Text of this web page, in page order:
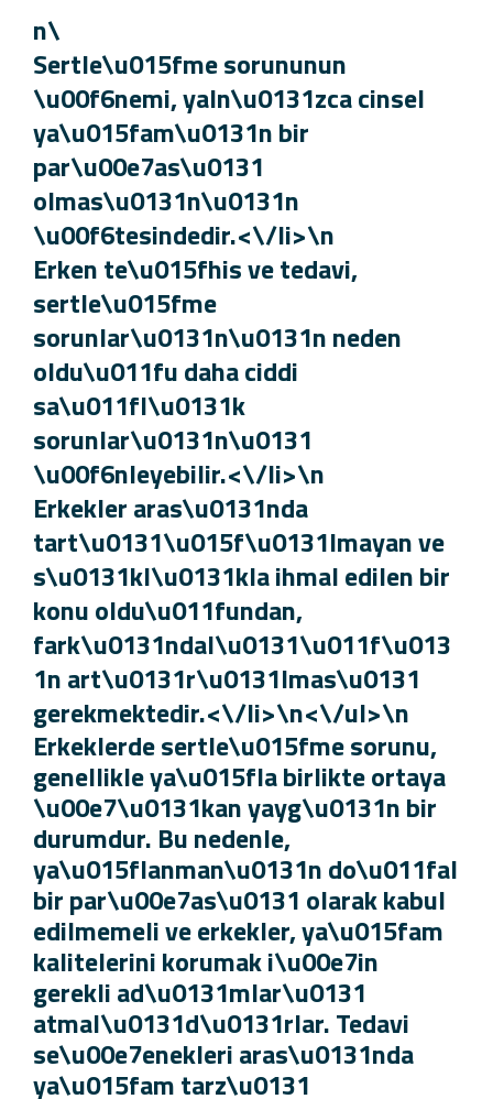
Sertle\u015fme sorununun
\u00f6nemi, yaln\u0131zca cinsel
ya\u015fam\u0131n bir
par\u00e7as\u0131
olmas\u0131n\u0131n
\u00f6tesindedir.<\/li>\n
Erken te\u015fhis ve tedavi,
sertle\u015fme
sorunlar\u0131n\u0131n neden
oldu\u011fu daha ciddi
sa\u011fl\u0131k
sorunlar\u0131n\u0131
\u00f6nleyebilir.<\/li>\n
Erkekler aras\u0131nda
tart\u0131\u015f\u0131lmayan ve
s\u0131kl\u0131kla ihmal edilen bir
konu oldu\u011fundan,
1n art\u0131r\u0131lmas\u0131
gerekmektedir.<\/li>\n<\/ul>\n
Erkeklerde sertle\u015fme sorunu,
genellikle ya\u015fla birlikte ortaya
\u00e7\u0131kan yayg\u0131n bir
durumdur. Bu nedenle,
ya\u015flanman\u0131n
bir par\u00e7as\u0131 olarak kabul
edilmemeli ve erkekler, ya\u015fam
kalitelerini korumak i\u00e7in
gerekli ad\u0131mlar\u0131
atmal\u0131d\u0131rlar. Tedavi
se\u00e7enekleri aras\u0131nda
ya\u015fam tarz\u0131